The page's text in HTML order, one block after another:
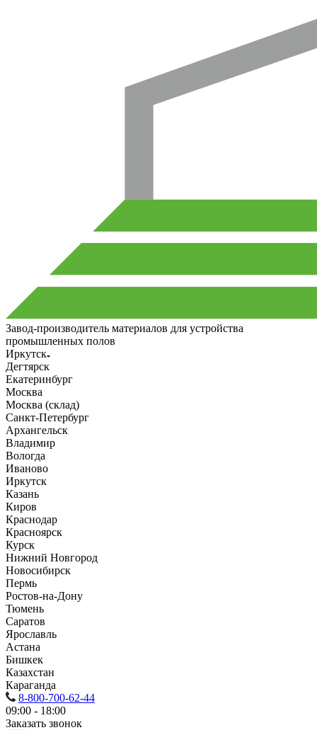
Завод-производитель материалов для устройства
промышленных полов
Иркутск
Дегтярск
Екатеринбург
Москва
Москва (склад)
Санкт-Петербург
Архангельск
Владимир
Вологда
Иваново
Иркутск
Казань
Киров
Краснодар
Красноярск
Курск
Нижний Новгород
Новосибирск
Пермь
Ростов-на-Дону
Тюмень
Саратов
Ярославль
Астана
Бишкек
Казахстан
Караганда
8-800-700-62-44
09:00 - 18:00
Заказать звонок